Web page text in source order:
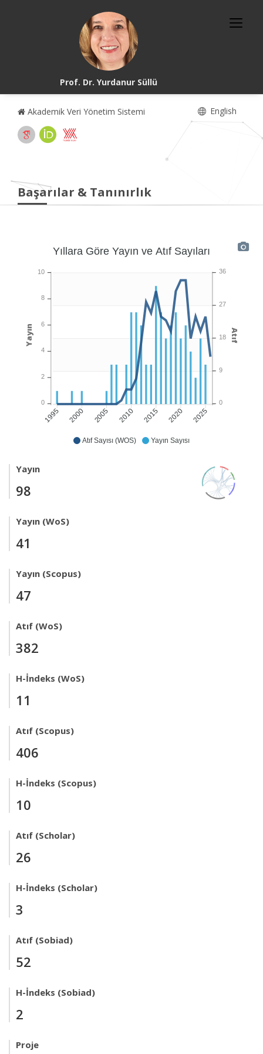
Prof. Dr. Yurdanur Süllü
Akademik Veri Yönetim Sistemi English
Başarılar & Tanınırlık
Atıf Sayısı (WOS) Yayın Sayısı
1995 2000 2005 2010 2015 2020 2025
Yıllara Göre Yayın ve Atıf Sayıları
36
27
18
9
0
Atıf
10
8
6
4
2
0
Yayın
Yayın
98
Yayın (WoS)
41
Yayın (Scopus)
47
Atıf (WoS)
382
H-İndeks (WoS)
11
Atıf (Scopus)
406
H-İndeks (Scopus)
10
Atıf (Scholar)
26
H-İndeks (Scholar)
3
Atıf (Sobiad)
52
H-İndeks (Sobiad)
2
Proje